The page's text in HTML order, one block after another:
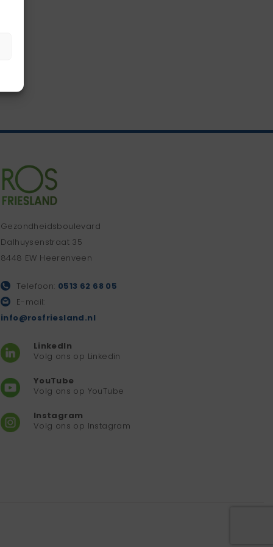
Gezondheidsboulevard
Dalhuysenstraat 35
8448 EW Heerenveen
Telefoon: 0513 62 68 05
E-mail:
info@rosfriesland.nl
LinkedIn
Volg ons op Linkedin
YouTube
Volg ons op YouTube
Instagram
Volg ons op Instagram